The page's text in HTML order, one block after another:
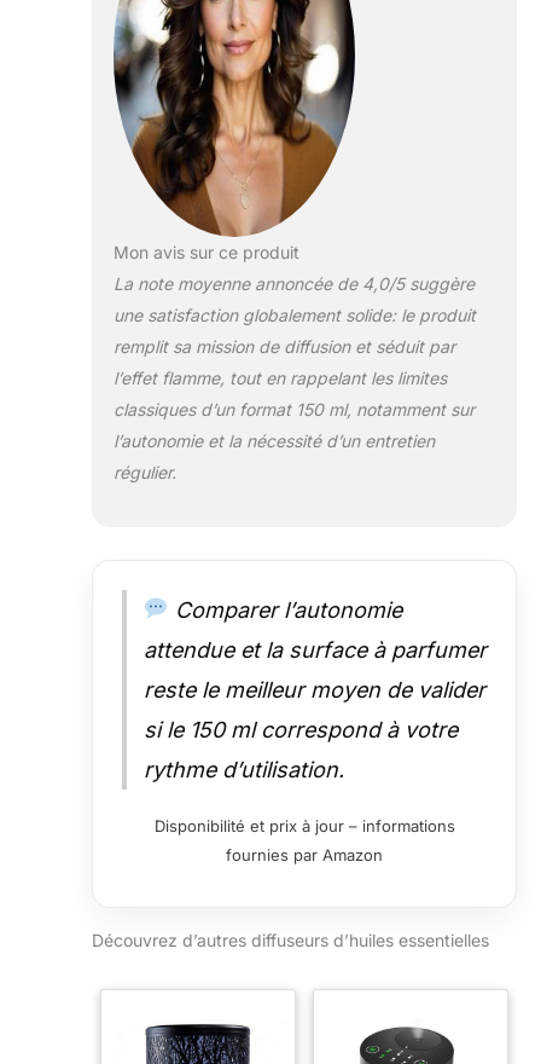
Mon avis sur ce produit
La note moyenne annoncée de 4,0/5 suggère
une satisfaction globalement solide: le produit
remplit sa mission de diffusion et séduit par
l’effet flamme, tout en rappelant les limites
classiques d’un format 150 ml, notamment sur
l’autonomie et la nécessité d’un entretien
régulier.
Comparer l’autonomie
attendue et la surface à parfumer
reste le meilleur moyen de valider
si le 150 ml correspond à votre
rythme d’utilisation.
Disponibilité et prix à jour – informations
fournies par Amazon
Découvrez d’autres diffuseurs d’huiles essentielles